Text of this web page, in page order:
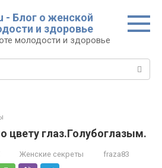
- Блог о женской
и здоровье
молодости и здоровье
цвету глаз.Голубоглазым.
Женские секреты fraza83